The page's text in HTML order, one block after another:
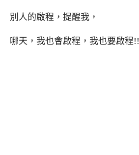
別人的啟程，提醒我，
哪天，我也會啟程，我也要啟程!!